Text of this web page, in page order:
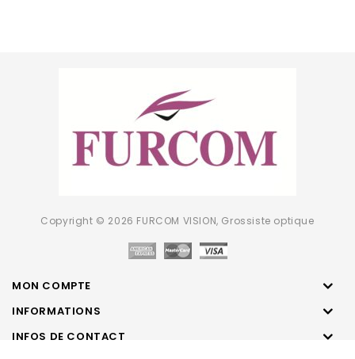
Copyright © 2026 FURCOM VISION, Grossiste optique
MON COMPTE
INFORMATIONS
INFOS DE CONTACT